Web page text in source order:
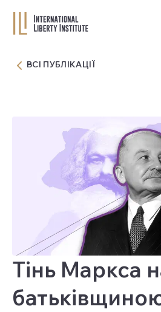
ВСІ ПУБЛІКАЦІЇ
Тінь Маркса